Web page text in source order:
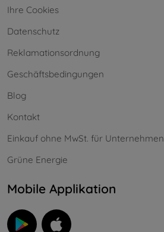
Ihre Cookies
Datenschutz
Reklamationsordnung
Geschäftsbedingungen
Blog
Kontakt
Einkauf ohne MwSt. für Unternehmen
Grüne Energie
Mobile Applikation